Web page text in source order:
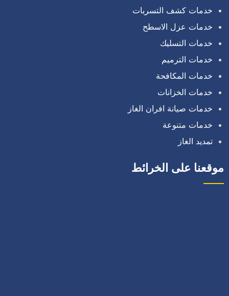
خدمات كشف التسربات
خدمات عزل الاسطح
خدمات التسليك
خدمات الترميم
خدمات المكافحة
خدمات الخزانات
خدمات صيانة افران الغاز
خدمات متنوعة
تمديد الغاز
موقعنا على الخرائط